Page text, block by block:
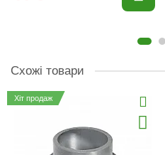
Схожі товари
Хіт продаж